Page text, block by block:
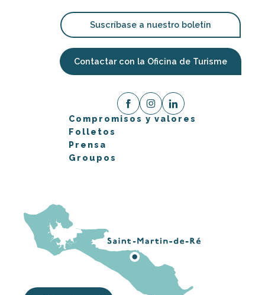
Suscríbase a nuestro boletín
Contactar con la Oficina de Turisme
Compromisos y valores
Folletos
Prensa
Groupos